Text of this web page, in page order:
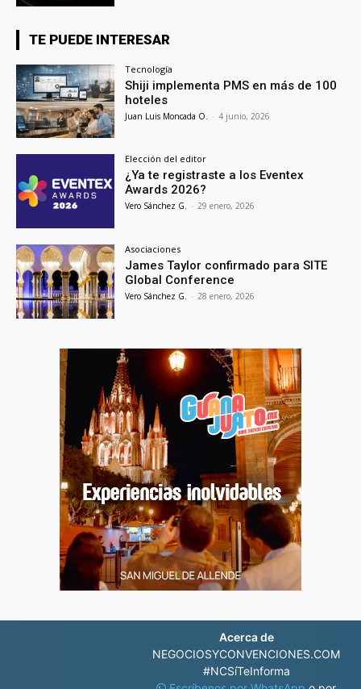
TE PUEDE INTERESAR
Tecnología
Shiji implementa PMS en más de 100
hoteles
Juan Luis Moncada O. - 4 junio, 2026
Elección del editor
¿Ya te registraste a los Eventex
Awards 2026?
Vero Sánchez G. - 29 enero, 2026
Asociaciones
James Taylor confirmado para SITE
Global Conference
Vero Sánchez G. - 28 enero, 2026
Acerca de
NEGOCIOSYCONVENCIONES.COM
#NCSíTeInforma